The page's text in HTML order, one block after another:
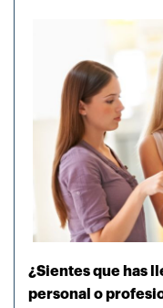
¿Sientes que has
personal o